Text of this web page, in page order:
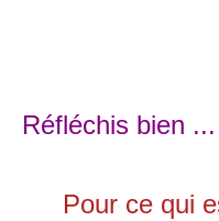
Réfléchis bien
Pour ce qui